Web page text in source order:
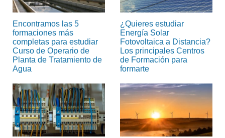
Encontramos las 5
formaciones más
completas para estudiar
Curso de Operario de
Planta de Tratamiento de
Agua
¿Quieres estudiar
Energía Solar
Fotovoltaica a Distancia?
Los principales Centros
de Formación para
formarte